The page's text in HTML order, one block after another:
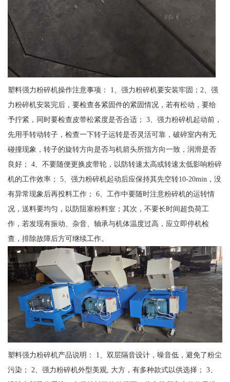
塑料强力粉碎机操作注意事项： 1、强力粉碎机要安装牢固；2、强
力粉碎机安装完后，要检查各紧固件的紧固情况，若有松动，要给
予拧紧，同时要检查皮带松紧度是否合适； 3、强力粉碎机起动前，
先用手转动转子，检查一下转子运转是否灵活可靠，破碎室内有无
碰撞现象，转子的旋转方向是否与机箭头所指方向一致，润滑是否
良好； 4、不要随便更换皮带轮，以防转速太高或转速太低影响粉碎
机的工作效率； 5、强力粉碎机起动后应保持其先空转10-20min，没
有异常现象后再投料工作； 6、工作中要随时注意粉碎机的运转情
况，送料要均匀，以防阻塞粉料室；其次，不要长时间超负荷工
作，若发现有振动、杂音、轴承与机体温度过高，应立即停机检
查，排除故障后方可继续工作。
塑料强力粉碎机产品说明： 1、双层隔音设计，噪音低，避免了粉尘
污染； 2、强力粉碎机外型美观, 大方，有多种款式以供选择； 3、